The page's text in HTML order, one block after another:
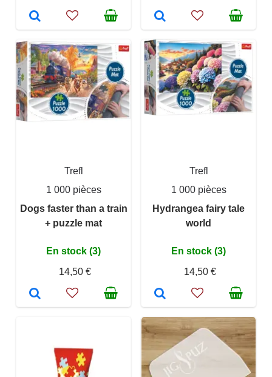
Trefl
1 000 pièces
Dogs faster than a train
+ puzzle mat
En stock (3)
14,50 €
Trefl
1 000 pièces
Hydrangea fairy tale
world
En stock (3)
14,50 €